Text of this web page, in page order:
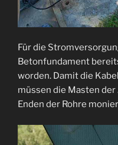
Für die
Betonfundament
worden. Damit die
müssen die Masten
Enden der Rohre